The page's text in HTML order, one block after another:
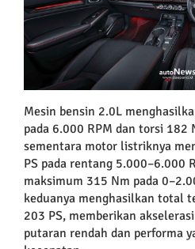
Mesin bensin 2.0L
pada 6.000 RPM dan torsi 182
sementara motor listriknya
PS pada rentang 5.000–6.000
maksimum 315 Nm pada
keduanya menghasilkan total
203 PS, memberikan
putaran rendah dan performa